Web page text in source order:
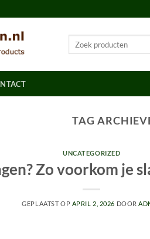
TAG
UNCATEGORIZED
Zo voorkom je
GEPLAATST OP APRIL 2, 2026 DOOR